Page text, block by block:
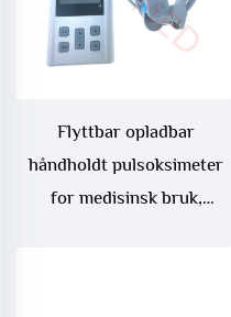
Flyttbar opladbar
håndholdt pulsoksimeter
for medisinsk bruk,